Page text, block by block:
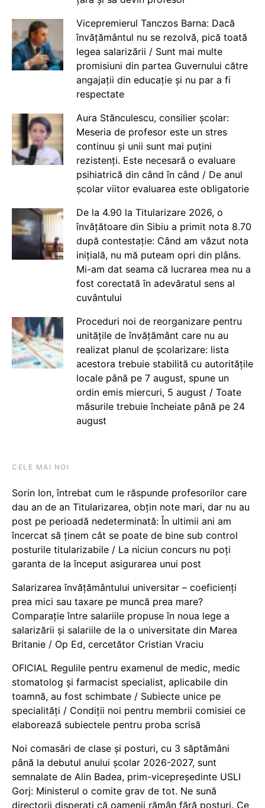
Vicepremierul Tanczos Barna: Dacă
învățământul nu se rezolvă, pică toată
legea salarizării / Sunt mai multe
promisiuni din partea Guvernului către
angajații din educație și nu par a fi
respectate
Aura Stănculescu, consilier școlar:
Meseria de profesor este un stres
continuu și unii sunt mai puțini
rezistenți. Este necesară o evaluare
psihiatrică din când în când / De anul
școlar viitor evaluarea este obligatorie
De la 4.90 la Titularizare 2026, o
învățătoare din Sibiu a primit nota 8.70
după contestație: Când am văzut nota
inițială, nu mă puteam opri din plâns.
Mi-am dat seama că lucrarea mea nu a
fost corectată în adevăratul sens al
cuvântului
Proceduri noi de reorganizare pentru
unitățile de învățământ care nu au
realizat planul de școlarizare: lista
acestora trebuie stabilită cu autoritățile
locale până pe 7 august, spune un
ordin emis miercuri, 5 august / Toate
măsurile trebuie încheiate până pe 24
august
CELE MAI NOI
Sorin Ion, întrebat cum le răspunde profesorilor care
dau an de an Titularizarea, obțin note mari, dar nu au
post pe perioadă nedeterminată: În ultimii ani am
încercat să ținem cât se poate de bine sub control
posturile titularizabile / La niciun concurs nu poți
garanta de la început asigurarea unui post
Salarizarea învățământului universitar – coeficienți
prea mici sau taxare pe muncă prea mare?
Comparație între salariile propuse în noua lege a
salarizării și salariile de la o universitate din Marea
Britanie / Op Ed, cercetător Cristian Vraciu
OFICIAL Regulile pentru examenul de medic, medic
stomatolog și farmacist specialist, aplicabile din
toamnă, au fost schimbate / Subiecte unice pe
specialități / Condiții noi pentru membrii comisiei ce
elaborează subiectele pentru proba scrisă
Noi comasări de clase și posturi, cu 3 săptămâni
până la debutul anului școlar 2026-2027, sunt
semnalate de Alin Badea, prim-vicepreședinte USLI
Gorj: Ministerul o comite grav de tot. Ne sună
directorii disperați că oamenii rămân fără posturi. Ce